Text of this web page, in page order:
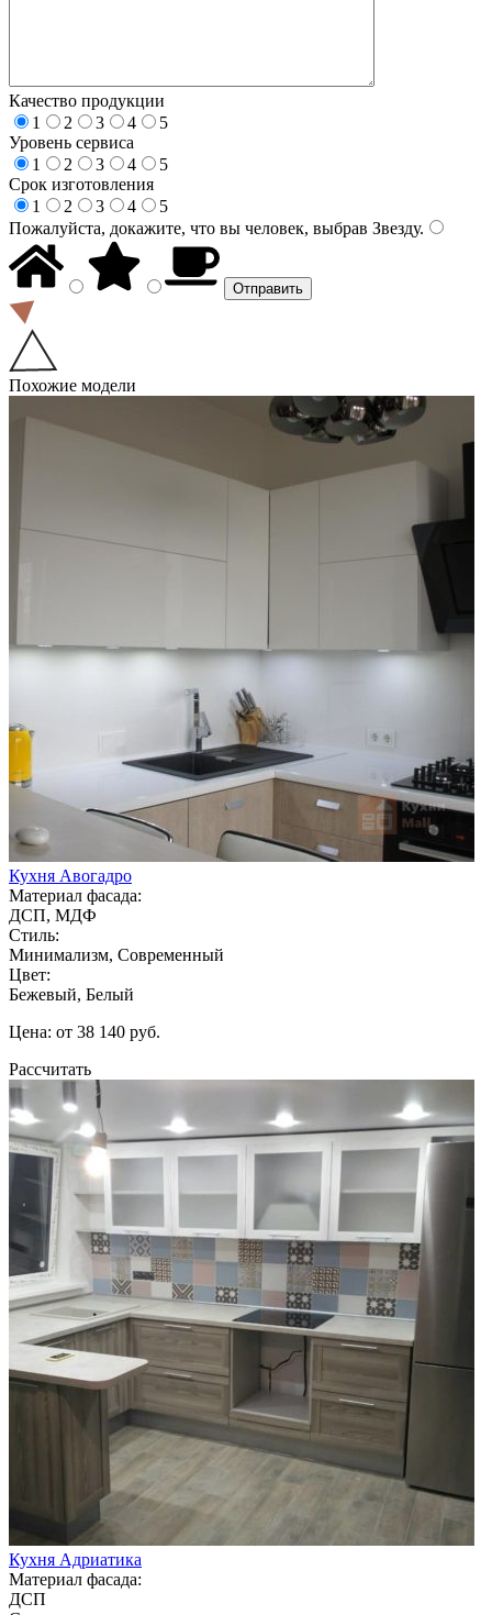
Качество продукции
1
2 3 4
5
Уровень сервиса
1
2 3 4
5
Срок изготовления
1
2 3 4
5
Пожалуйста, докажите, что вы человек, выбрав Звезду.
Похожие модели
Кухня Авогадро
Материал фасада:
ДСП, МДФ
Стиль:
Минимализм, Современный
Цвет:
Бежевый, Белый
Цена: от 38 140 руб.
Рассчитать
Кухня Адриатика
Материал фасада:
ДСП